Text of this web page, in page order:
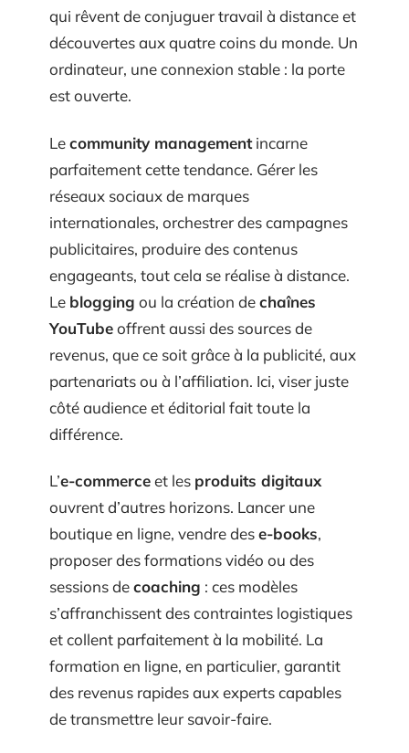
qui rêvent de conjuguer travail à distance et
découvertes aux quatre coins du monde. Un
ordinateur, une connexion stable : la porte
est ouverte.
Lecommunity managementincarne
parfaitement cette tendance. Gérer les
réseaux sociaux de marques
internationales, orchestrer des campagnes
publicitaires, produire des contenus
engageants, tout cela se réalise à distance.
Le blogging ou la création dechaînes
YouTubeoffrent aussi des sources de
revenus, que ce soit grâce à la publicité, aux
partenariats ou à l’affiliation. Ici, viser juste
côté audience et éditorial fait toute la
différence.
L’e-commerceet les produits digitaux
ouvrent d’autres horizons. Lancer une
boutique en ligne, vendre dese-books,
proposer des formations vidéo ou des
sessions decoaching : ces modèles
s’affranchissent des contraintes logistiques
et collent parfaitement à la mobilité. La
formation en ligne, en particulier, garantit
des revenus rapides aux experts capables
de transmettre leur savoir-faire.